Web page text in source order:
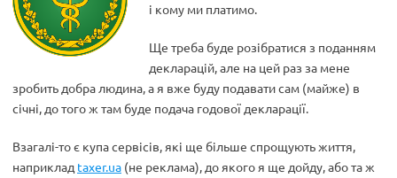
і кому ми платимо.
Ще треба буде розібратися з поданням
декларацій, але на цей раз за мене
зробить добра людина, а я вже буду подавати сам (майже) в
січні, до того ж там буде подача годової декларації.
Взагалі-то є купа сервісів, які ще більше спрощують життя,
наприклад taxer.ua (не реклама), до якого я ще дойду, або та ж